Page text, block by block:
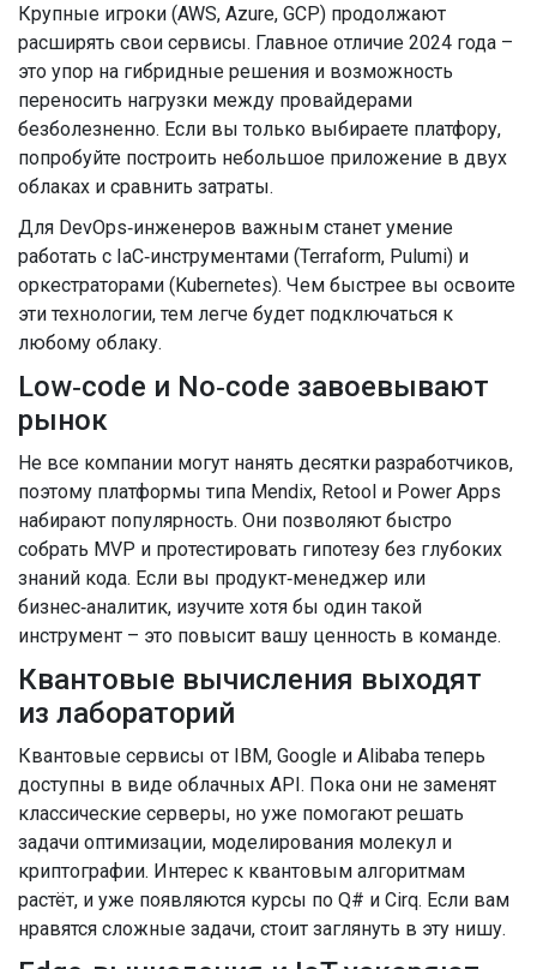
Крупные игроки (AWS, Azure, GCP) продолжают
расширять свои сервисы. Главное отличие 2024 года –
это упор на гибридные решения и возможность
переносить нагрузки между провайдерами
безболезненно. Если вы только выбираете платфору,
попробуйте построить небольшое приложение в двух
облаках и сравнить затраты.
Для DevOps‑инженеров важным станет умение
работать с IaC‑инструментами (Terraform, Pulumi) и
оркестраторами (Kubernetes). Чем быстрее вы освоите
эти технологии, тем легче будет подключаться к
любому облаку.
Low‑code и No‑code завоевывают
рынок
Не все компании могут нанять десятки разработчиков,
поэтому платформы типа Mendix, Retool и Power Apps
набирают популярность. Они позволяют быстро
собрать MVP и протестировать гипотезу без глубоких
знаний кода. Если вы продукт‑менеджер или
бизнес‑аналитик, изучите хотя бы один такой
инструмент – это повысит вашу ценность в команде.
Квантовые вычисления выходят
из лабораторий
Квантовые сервисы от IBM, Google и Alibaba теперь
доступны в виде облачных API. Пока они не заменят
классические серверы, но уже помогают решать
задачи оптимизации, моделирования молекул и
криптографии. Интерес к квантовым алгоритмам
растёт, и уже появляются курсы по Q# и Cirq. Если вам
нравятся сложные задачи, стоит заглянуть в эту нишу.